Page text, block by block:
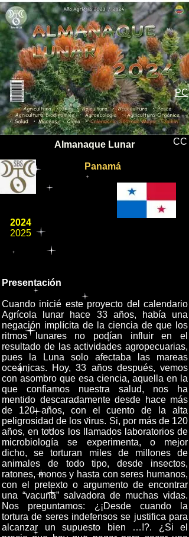
Almanaque Lunar
Panamá
2024
2025
Presentación
Cuando inicié este proyecto del calendario
Agrícola lunar hace 33 años, había una
negación implícita de la ciencia de que los
ritmos lunares no podían influir en el
resultado de las actividades agropecuarias,
pues la Luna solo afectaba las mareas
oceánicas. Hoy, 33 años después, vemos
con asombro que esa ciencia, aquella en la
que confiamos nuestra salud, nos ha
mentido descaradamente desde hace más
de 120 años, con el cuento de la alta
peligrosidad de los virus. Si, por más de 120
años, en todos los llamados laboratorios de
microbiología se experimenta, o mejor
dicho, se torturan miles de millones de
animales de todo tipo, desde insectos,
ratones, monos y hasta con seres humanos,
con el pretexto o argumento de encontrar
una “vacuna” salvadora de muchas vidas.
Nos preguntamos: ¿¡Desde cuando la
tortura de seres indefensos se justifica para
alcanzar un supuesto bien …!?. ¿Si el
PC
CC